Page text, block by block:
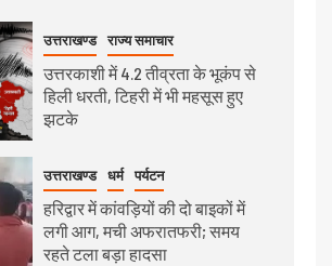
उत्तराखण्ड राज्य समाचार
उत्तरकाशी में 4.2 तीव्रता के भूकंप से
हिली धरती, टिहरी में भी महसूस हुए
झटके
उत्तराखण्ड धर्म पर्यटन
हरिद्वार में कांवड़ियों की दो बाइकों में
लगी आग, मची अफरातफरी; समय
रहते टला बड़ा हादसा